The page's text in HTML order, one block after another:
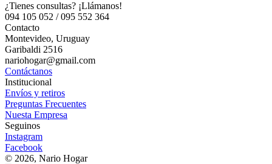
¿Tienes consultas? ¡Llámanos!
094 105 052 / 095 552 364
Contacto
Montevideo, Uruguay
Garibaldi 2516
nariohogar@gmail.com
Contáctanos
Institucional
Envíos y retiros
Preguntas Frecuentes
Nuesta Empresa
Seguinos
Instagram
Facebook
© 2026, Nario Hogar